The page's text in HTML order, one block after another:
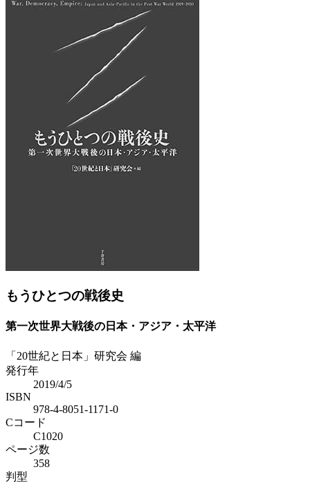
もうひとつの戦後史
第一次世界大戦後の日本・アジア・太平洋
「20世紀と日本」研究会 編
発行年
2019/4/5
ISBN
978-4-8051-1171-0
Cコード
C1020
ページ数
358
判型